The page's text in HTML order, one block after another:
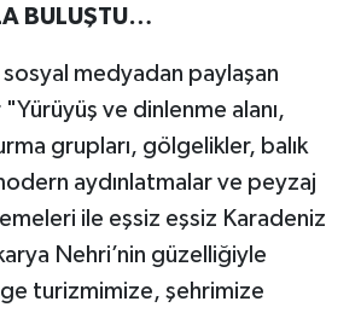
BULUŞTU…
medyadan paylaşan
ve dinlenme alanı,
grupları, gölgelikler, balık
aydınlatmalar ve peyzaj
ile eşsiz eşsiz Karadeniz
Nehri’nin güzelliğiyle
turizmimize, şehrimize